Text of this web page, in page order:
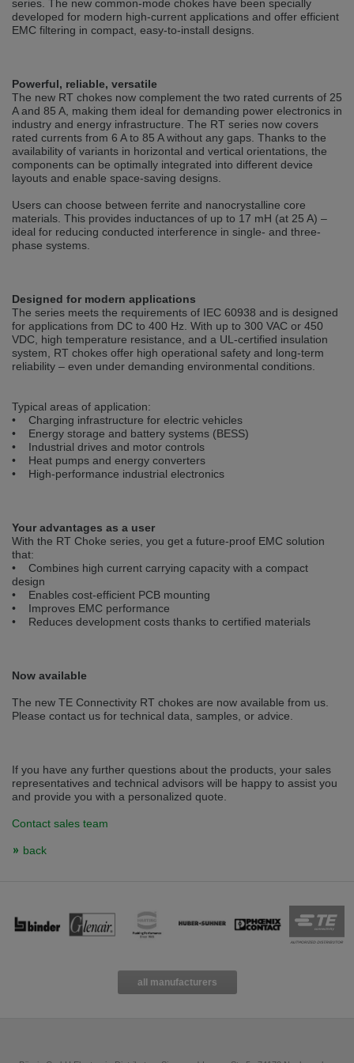
selected one. This website is also available in German. Would you like to
switch to the German version?
Wir haben erkannt, dass ihr Browser eine andere Sprache als die derzeit
angezeigte bevorzugt. Diese Webseite ist auch auf Deutsch verfügbar.
Möchten Sie zur Deutschen Version wechseln?
Zur deutschen Version wechseln Auf dieser Version bleiben
We have detected, that your browser prefers another language than the
selected one. This website is also available in Czech. Would you like to
Switch to Czech version Stay on this version
Zdá se, že Váš prohlížeč je v jiném jazyce, než jaký je momentálně používán.
Váš prohlížeč se zdá být v jiném jazyce, než je právě používaný jazyk. Tato
stránka je také k dispozici v němčině. Přejete si přejít na německou verzi?
Přepněte na německou verzi Zůstaňte v této verzi
Wir haben erkannt, dass ihr Browser eine andere Sprache als die derzeit
angezeigte bevorzugt. Diese Webseite ist auch auf Deutsch verfügbar.
Möchten Sie zur Deutschen Version wechseln?
Zur deutschen Version wechseln Auf dieser Version bleiben
Přepněte na anglickou verzi
We have detected, that your browser prefers another language than the
selected one. This website is also available in English. Would you like to
switch to the English version?
Switch to English version Stay on this version
series. The new common-mode chokes have been specially
developed for modern high-current applications and offer efficient
EMC filtering in compact, easy-to-install designs.
Powerful, reliable, versatile
The new RT chokes now complement the two rated currents of 25
A and 85 A, making them ideal for demanding power electronics in
industry and energy infrastructure. The RT series now covers
rated currents from 6 A to 85 A without any gaps. Thanks to the
availability of variants in horizontal and vertical orientations, the
components can be optimally integrated into different device
layouts and enable space-saving designs.
Users can choose between ferrite and nanocrystalline core
materials. This provides inductances of up to 17 mH (at 25 A) –
ideal for reducing conducted interference in single- and three-
phase systems.
Designed for modern applications
The series meets the requirements of IEC 60938 and is designed
for applications from DC to 400 Hz. With up to 300 VAC or 450
VDC, high temperature resistance, and a UL-certified insulation
system, RT chokes offer high operational safety and long-term
reliability – even under demanding environmental conditions.
Typical areas of application:
• Charging infrastructure for electric vehicles
• Energy storage and battery systems (BESS)
• Industrial drives and motor controls
• Heat pumps and energy converters
• High-performance industrial electronics
Your advantages as a user
With the RT Choke series, you get a future-proof EMC solution
that:
• Combines high current carrying capacity with a compact
design
• Enables cost-efficient PCB mounting
• Improves EMC performance
• Reduces development costs thanks to certified materials
Now available
The new TE Connectivity RT chokes are now available from us.
Please contact us for technical data, samples, or advice.
If you have any further questions about the products, your sales
representatives and technical advisors will be happy to assist you
and provide you with a personalized quote.
Contact sales team
back
all manufacturers